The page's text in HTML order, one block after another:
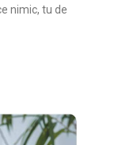
nimic, tu de